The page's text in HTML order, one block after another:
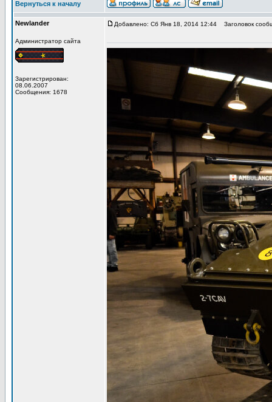
Вернуться к началу
Newlander
Администратор сайта
Зарегистрирован:
08.06.2007
Сообщения: 1678
Добавлено: Сб Янв 18, 2014 12:44 Заголовок